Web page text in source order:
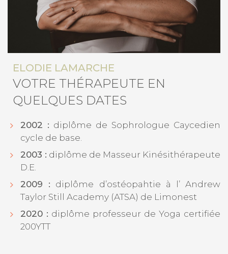
ELODIE LAMARCHE
VOTRE THÉRAPEUTE EN
QUELQUES DATES
2002 : diplôme de Sophrologue Caycedien
cycle de base.
2003 : diplôme de Masseur Kinésithérapeute
D.E.
2009 : diplôme d’ostéopahtie à l’ Andrew
Taylor Still Academy (ATSA) de Limonest
2020 : diplôme professeur de Yoga certifiée
200YTT